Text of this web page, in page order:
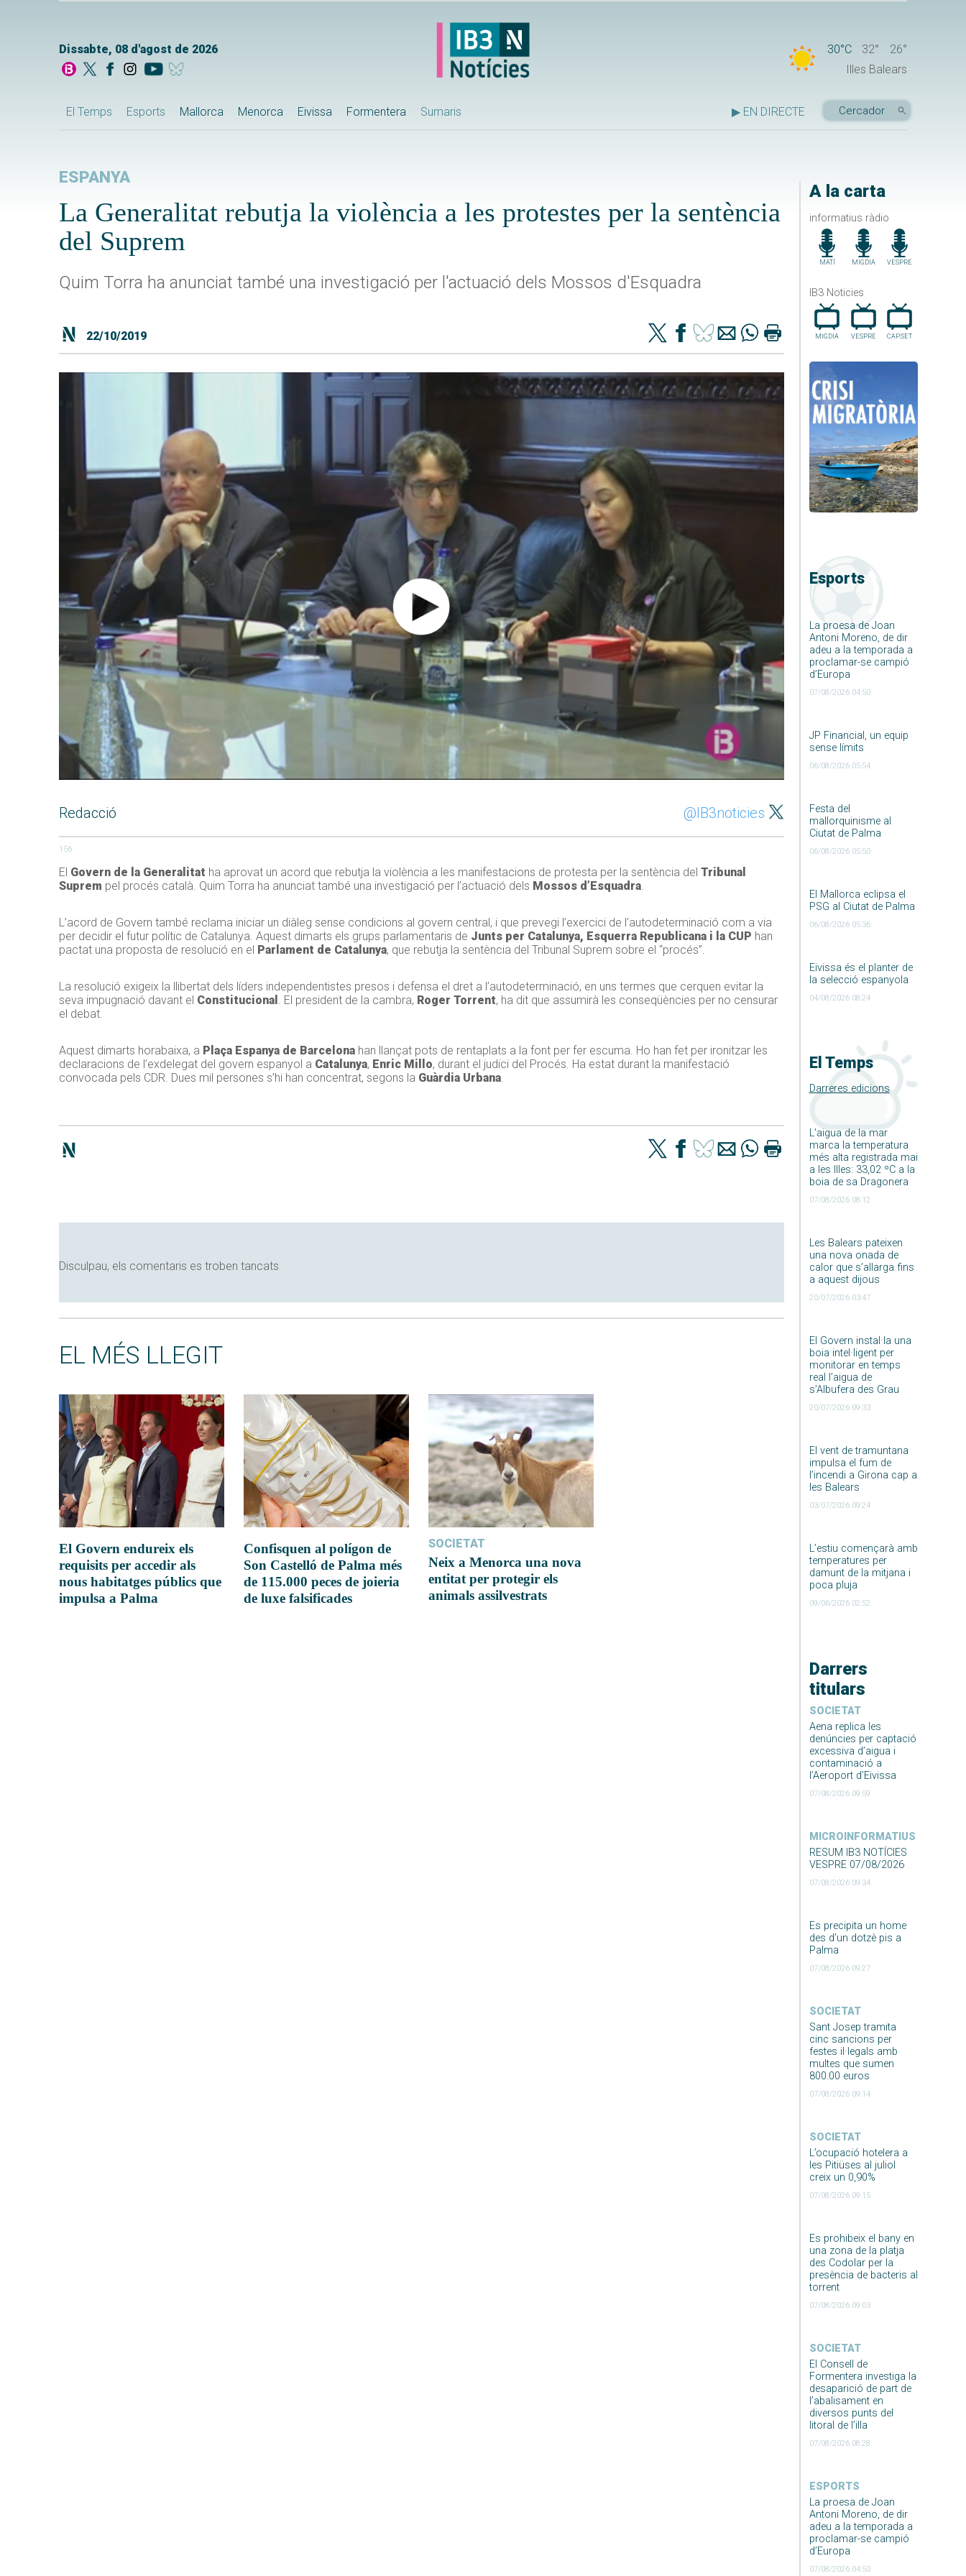
Dissabte, 08 d'agost de 2026 30°C 32°
26°
Illes Balears
El Temps Esports Mallorca Menorca Eivissa Formentera Sumaris ▶ EN DIRECTE
A la carta
informatius ràdio
MATÍ MIGDIA VESPRE
IB3 Noticies
MIGDIA VESPRE CAP.SET
Esports
La proesa de Joan
Antoni Moreno, de dir
adeu a la temporada a
proclamar-se campió
d’Europa
07/08/2026 04:50
JP Financial, un equip
sense límits
06/08/2026 05:54
Festa del
mallorquinisme al
Ciutat de Palma
06/08/2026 05:50
El Mallorca eclipsa el
PSG al Ciutat de Palma
06/08/2026 05:36
Eivissa és el planter de
la selecció espanyola
04/08/2026 08:24
El Temps
Darreres edicions
L’aigua de la mar
marca la temperatura
més alta registrada mai
a les Illes: 33,02 ºC a la
boia de sa Dragonera
07/08/2026 08:12
Les Balears pateixen
una nova onada de
calor que s’allarga fins
a aquest dijous
20/07/2026 03:47
El Govern instal·la una
boia intel·ligent per
monitorar en temps
real l’aigua de
s’Albufera des Grau
20/07/2026 09:33
El vent de tramuntana
impulsa el fum de
l’incendi a Girona cap a
les Balears
03/07/2026 09:24
L’estiu començarà amb
temperatures per
damunt de la mitjana i
poca pluja
09/06/2026 02:52
Darrers
titulars
SOCIETAT
Aena replica les
denúncies per captació
excessiva d’aigua i
contaminació a
l’Aeroport d’Eivissa
07/08/2026 09:59
MICROINFORMATIUS
RESUM IB3 NOTÍCIES
VESPRE 07/08/2026
07/08/2026 09:34
Es precipita un home
des d’un dotzè pis a
Palma
07/08/2026 09:27
SOCIETAT
Sant Josep tramita
cinc sancions per
festes il·legals amb
multes que sumen
800.00 euros
07/08/2026 09:14
SOCIETAT
L’ocupació hotelera a
les Pitiüses al juliol
creix un 0,90%
07/08/2026 09:15
Es prohibeix el bany en
una zona de la platja
des Codolar per la
presència de bacteris al
torrent
07/08/2026 09:03
SOCIETAT
El Consell de
Formentera investiga la
desaparició de part de
l’abalisament en
diversos punts del
litoral de l’illa
07/08/2026 08:28
ESPORTS
La proesa de Joan
Antoni Moreno, de dir
adeu a la temporada a
proclamar-se campió
d’Europa
07/08/2026 04:50
ESPANYA
La Generalitat rebutja la violència a les protestes per la sentència
del Suprem
Quim Torra ha anunciat també una investigació per l'actuació dels Mossos d'Esquadra
22/10/2019
Redacció @IB3noticies
156
El Govern de la Generalitat ha aprovat un acord que rebutja la violència a les manifestacions de protesta per la sentència del Tribunal
Suprem pel procés català. Quim Torra ha anunciat també una investigació per l’actuació dels Mossos d’Esquadra.
L’acord de Govern també reclama iniciar un diàleg sense condicions al govern central, i que prevegi l’exercici de l’autodeterminació com a via
per decidir el futur polític de Catalunya. Aquest dimarts els grups parlamentaris de Junts per Catalunya, Esquerra Republicana i la CUP han
pactat una proposta de resolució en el Parlament de Catalunya, que rebutja la sentència del Tribunal Suprem sobre el “procés”.
La resolució exigeix la llibertat dels líders independentistes presos i defensa el dret a l’autodeterminació, en uns termes que cerquen evitar la
seva impugnació davant el Constitucional . El president de la cambra, Roger Torrent, ha dit que assumirà les conseqüències per no censurar
el debat.
Aquest dimarts horabaixa, a Plaça Espanya de Barcelona han llançat pots de rentaplats a la font per fer escuma. Ho han fet per ironitzar les
declaracions de l’exdelegat del govern espanyol a Catalunya, Enric Millo, durant el judici del Procés. Ha estat durant la manifestació
convocada pels CDR. Dues mil persones s’hi han concentrat, segons la Guàrdia Urbana.
Disculpau, els comentaris es troben tancats
EL MÉS LLEGIT
El Govern endureix els
requisits per accedir als
nous habitatges públics que
impulsa a Palma
Confisquen al polígon de
Son Castelló de Palma més
de 115.000 peces de joieria
de luxe falsificades
SOCIETAT
Neix a Menorca una nova
entitat per protegir els
animals assilvestrats